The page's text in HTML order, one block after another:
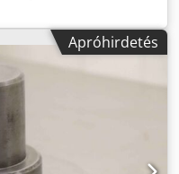
Gyártó: Mubea, HIW
és rovátkológép. -
nyírás, vágás,
beleértve a
-Méretek:
Apróhirdetés